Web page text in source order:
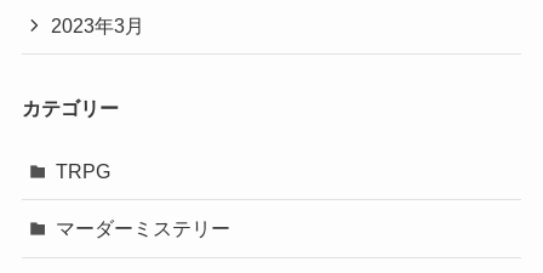
2023年3月
カテゴリー
TRPG
マーダーミステリー